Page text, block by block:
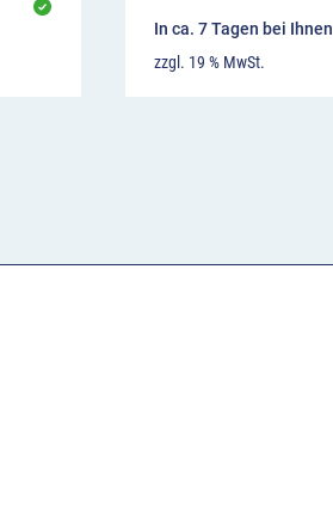
In ca. 7 Tagen bei Ihnen
zzgl. 19 % MwSt.